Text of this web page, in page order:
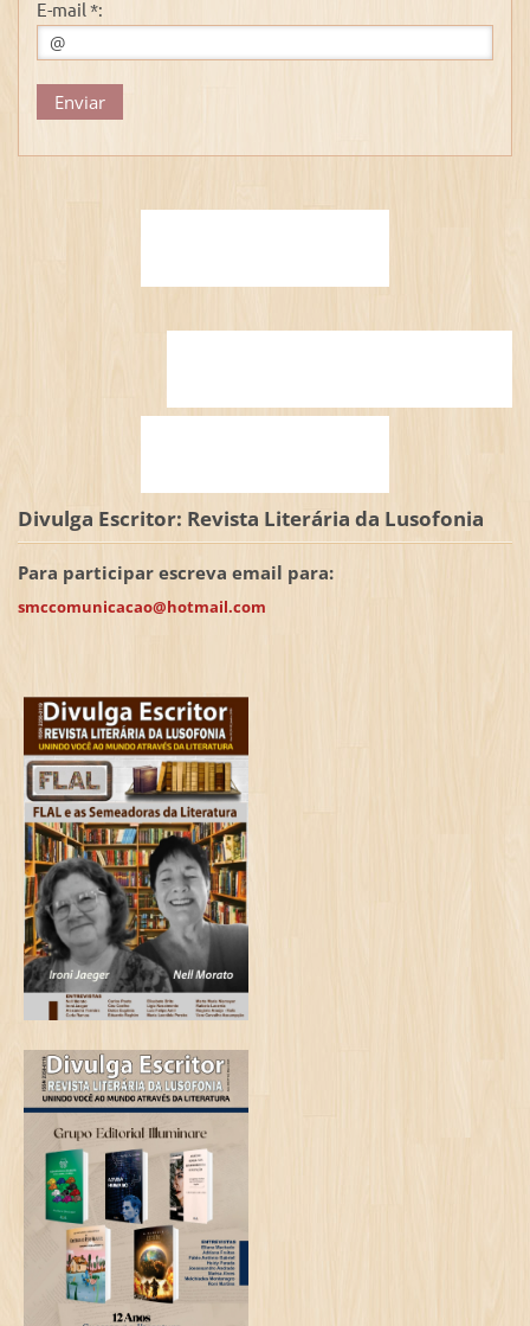
E-mail *:
Divulga Escritor: Revista Literária da Lusofonia
Para participar escreva email para:
smccomunicacao@hotmail.com